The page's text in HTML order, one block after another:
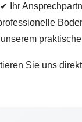
Ihr
Sie uns